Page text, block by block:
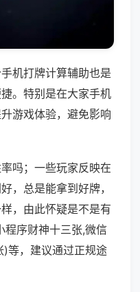
机打牌计算辅助也是
。特别是在大家手机
游戏体验，避免影响
吗；一些玩家反映在
，总是能拿到好牌，
，由此怀疑是不是有
程序财神十三张,微信
等，建议通过正规途